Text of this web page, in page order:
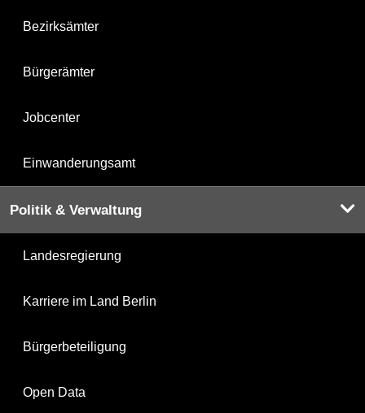
Bezirksämter
Bürgerämter
Jobcenter
Einwanderungsamt
Politik & Verwaltung
Landesregierung
Karriere im Land Berlin
Bürgerbeteiligung
Open Data